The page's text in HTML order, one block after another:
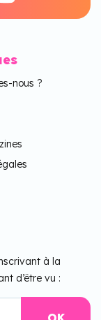
nous ?
à la
d’être vu :